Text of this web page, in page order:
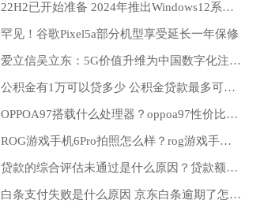
22H2已开始准备 2024年推出Windows12系统？
罕见！谷歌Pixel5a部分机型享受延长一年保修
爱立信吴立东：5G价值升维为中国数字化注入更多可能
公积金有1万可以贷多少 公积金贷款最多可以贷多少
OPPOA97搭载什么处理器？oppoa97性价比怎么样？
ROG游戏手机6Pro拍照怎么样？rog游戏手机6的充电器在哪买？
贷款的综合评估未通过是什么原因？贷款额度出来了一般能不能通过？
白条支付失败是什么原因 京东白条逾期了怎么协商延期还款